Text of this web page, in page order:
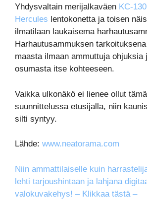
Yhdysvaltain merijalkaväen KC-130
Hercules lentokonetta ja toisen
ilmatilaan laukaisema
Harhautusammuksen
maasta ilmaan ammuttuja ohjuksia
osumasta itse kohteeseen.
Vaikka ulkonäkö ei lienee ollut
suunnittelussa etusijalla, niin
silti syntyy.
Lähde: www.neatorama.com
Niin ammattilaiselle kuin
lehti tarjoushintaan ja lahjana
valokuvakehys! – Klikkaa tästä –